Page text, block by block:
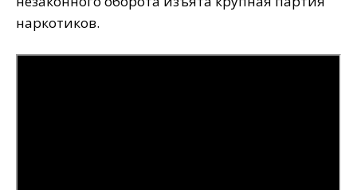
наркотиков.